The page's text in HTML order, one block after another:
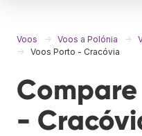
Voos Voos a Polónia
Voos Porto - Cracóvia
-